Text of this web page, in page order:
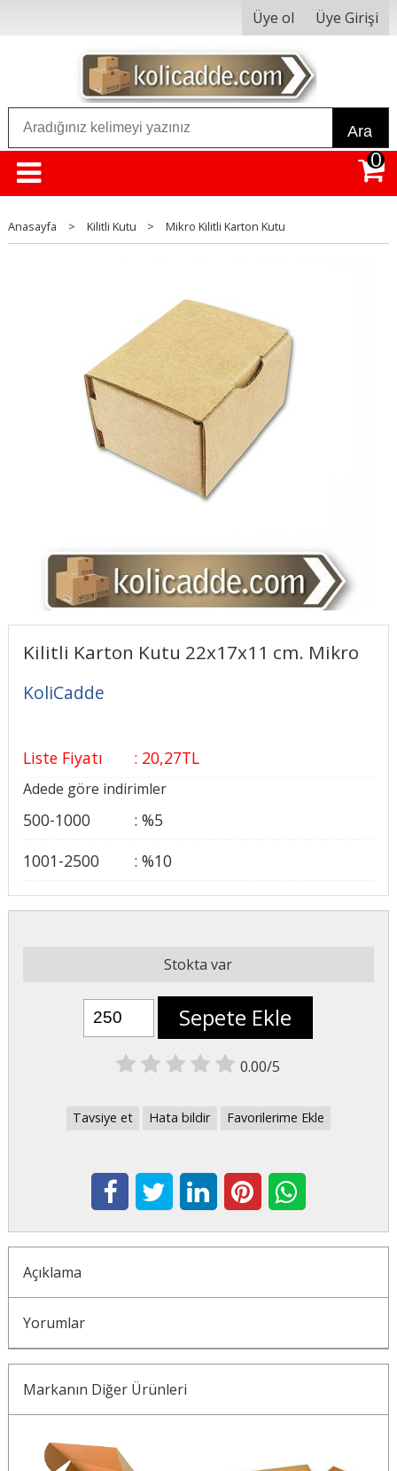
Üye ol Üye Girişi
Ara
0
Anasayfa > Kilitli Kutu > Mikro Kilitli Karton Kutu
Kilitli Karton Kutu 22x17x11 cm. Mikro
KoliCadde
Liste Fiyatı : 20,27TL
Adede göre indirimler
500-1000 : %5
1001-2500
: %10
Stokta var
Sepete Ekle
0.00/5
Tavsiye et Hata bildir Favorilerime Ekle
Açıklama
Yorumlar
Markanın Diğer Ürünleri